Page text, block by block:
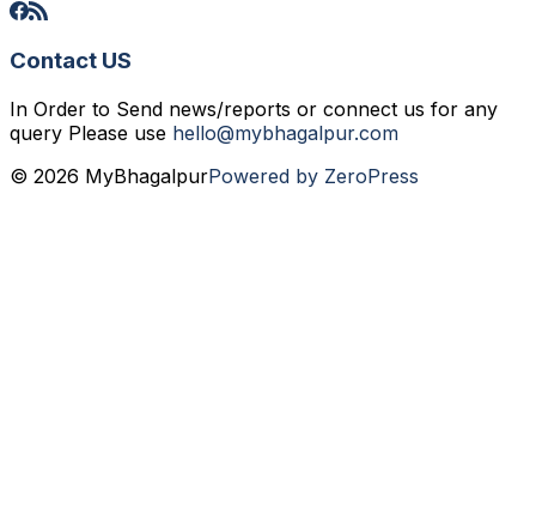
Contact US
In Order to Send news/reports or connect us for any
query Please use hello@mybhagalpur.com
© 2026 MyBhagalpurPowered by ZeroPress